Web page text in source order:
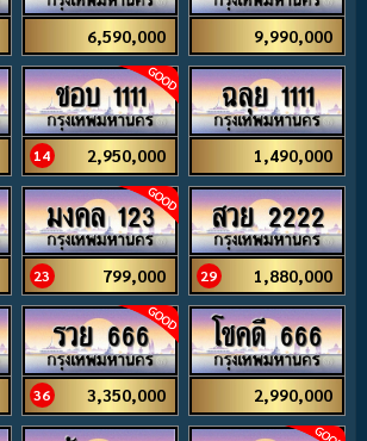
6,590,000 9,990,000
ชอบ 1111
14 2,950,000
ฉลุย 1111
1,490,000
มงคล 123
23 799,000
สวย 2222
29 1,880,000
รวย 666
36 3,350,000
โชคดี 666
2,990,000